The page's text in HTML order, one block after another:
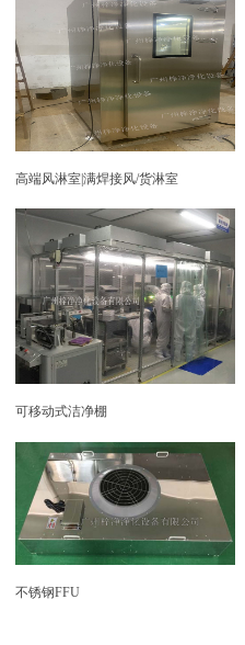
高端风淋室|满焊接风/货淋室
可移动式洁净棚
不锈钢FFU